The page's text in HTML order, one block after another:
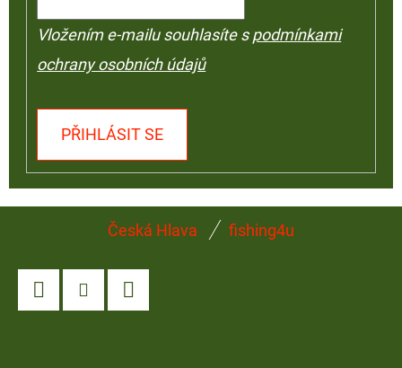
Vložením e-mailu souhlasíte spodmínkami
ochrany osobních údajů
PŘIHLÁSIT SE
Česká Hlava fishing4u